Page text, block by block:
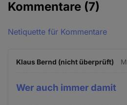
Kommentare (7)
Netiquette für Kommentare
Klaus Bernd (nicht überprüft)
Wer auch immer damit